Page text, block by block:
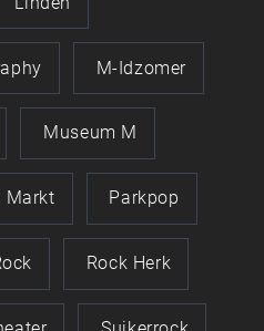
M-Idzomer
Museum M
Markt Parkpop
Rock Herk